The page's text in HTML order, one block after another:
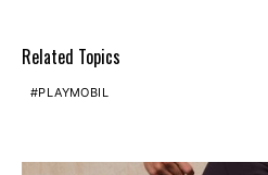
Related Topics
PLAYMOBIL